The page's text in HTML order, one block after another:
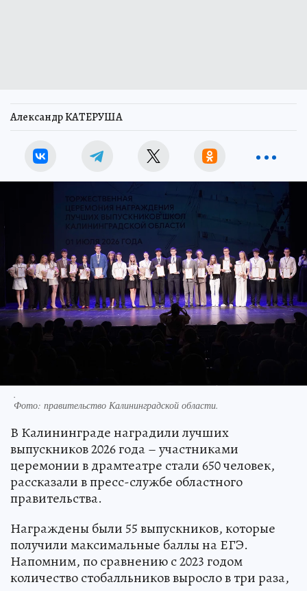
Александр КАТЕРУША
.
Фото: правительство Калининградской области.
В Калининграде наградили лучших
выпускников 2026 года – участниками
церемонии в драмтеатре стали 650 человек,
рассказали в пресс-службе областного
правительства.
Награждены были 55 выпускников, которые
получили максимальные баллы на ЕГЭ.
Напомним, по сравнению с 2023 годом
количество стобалльников выросло в три раза,